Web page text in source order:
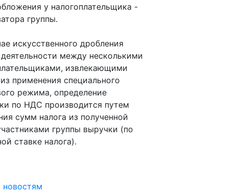
у налогоплательщика -
группы.
искусственного дробления
между несколькими
извлекающими
применения специального
режима, определение
по НДС производится путем
сумм налога из полученной
группы выручки (по
ставке налога).
новостям